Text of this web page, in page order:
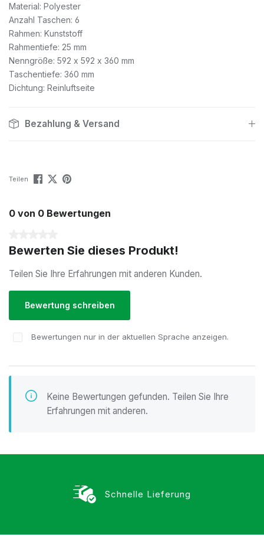
Material: Polyester
Anzahl Taschen: 6
Rahmen: Kunststoff
Rahmentiefe: 25 mm
Nenngröße: 592 x 592 x 360 mm
Taschentiefe: 360 mm
Dichtung: Reinluftseite
Bezahlung & Versand
Teilen
0 von 0 Bewertungen
Bewerten Sie dieses Produkt!
Teilen Sie Ihre Erfahrungen mit anderen Kunden.
Bewertung schreiben
Bewertungen nur in der aktuellen Sprache anzeigen.
Keine Bewertungen gefunden. Teilen Sie Ihre
Erfahrungen mit anderen.
Schnelle Lieferung